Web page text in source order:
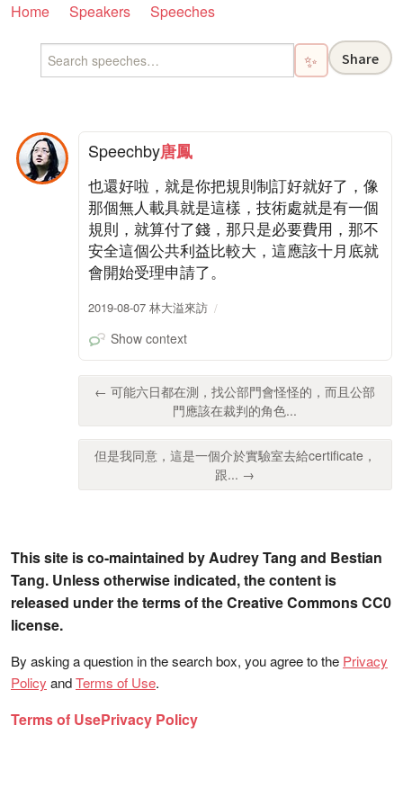
Home Speakers Speeches
✨ Share
Speechby唐鳳
也還好啦，就是你把規則制訂好就好了，像
那個無人載具就是這樣，技術處就是有一個
規則，就算付了錢，那只是必要費用，那不
安全這個公共利益比較大，這應該十月底就
會開始受理申請了。
2019-08-07 林大溢來訪
Show context
← 可能六日都在測，找公部門會怪怪的，而且公部
門應該在裁判的角色...
但是我同意，這是一個介於實驗室去給certificate，
跟... →
This site is co-maintained by Audrey Tang and Bestian
Tang. Unless otherwise indicated, the content is
released under the terms of the Creative Commons CC0
license.
By asking a question in the search box, you agree to the Privacy
Policy andTerms of Use.
Terms of UsePrivacy Policy